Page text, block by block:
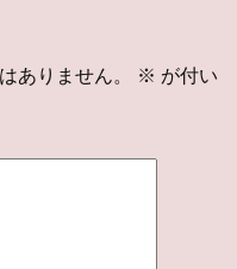
ありません。 ※ が付い